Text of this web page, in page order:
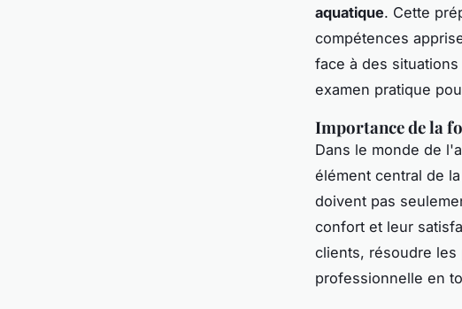
aquatique. Cette
compétences
face à des
examen pratique
Importance de la
Dans le monde de
élément central de
doivent pas
confort et leur
clients, résoudre les
professionnelle en